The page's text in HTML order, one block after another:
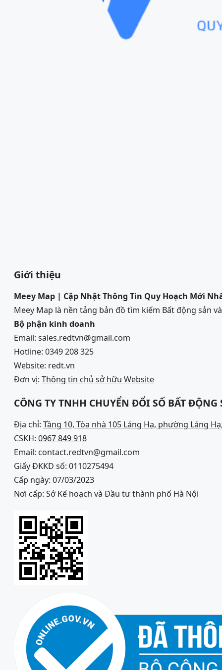
Giới thiệu
Meey Map | Cập Nhật Thông Tin Quy Hoạch Mới
Meey Map là nền tảng bản đồ tìm kiếm Bất động sản
Bộ phận kinh doanh
Email: sales.redtvn@gmail.com
Hotline: 0349 208 325
Website: redt.vn
Đơn vị: Thông tin chủ sở hữu Website
CÔNG TY TNHH CHUYỂN ĐỔI SỐ BẤT ĐỘNG
Địa chỉ: Tầng 10, Tòa nhà 105 Láng Hạ, phường Láng
CSKH: 0967 849 918
Email: contact.redtvn@gmail.com
Giấy ĐKKD số: 0110275494
Cấp ngày: 07/03/2023
Nơi cấp: Sở Kế hoạch và Đầu tư thành phố Hà Nội